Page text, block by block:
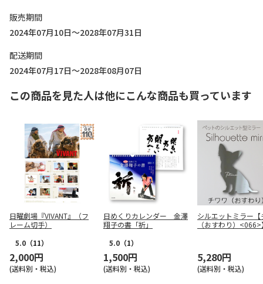
販売期間
2024年07月10日～2028年07月31日
配送期間
2024年07月17日～2028年08月07日
この商品を見た人は他にこんな商品も買っています
日曜劇場『VIVANT』（フ
レーム切手）
5.0 （11）
2,000円
(送料別・税込)
日めくりカレンダー 金澤
翔子の書「祈」
5.0 （1）
1,500円
(送料別・税込)
シルエットミラー【
（おすわり）
5,280円
(送料別・税込)